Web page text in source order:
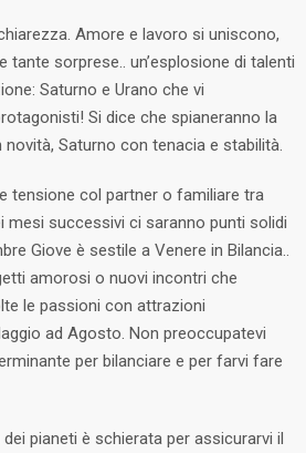
Amore e lavoro si uniscono,
sorprese.. un’esplosione di talenti
Saturno e Urano che vi
Si dice che spianeranno la
Saturno con tenacia e stabilità.
tensione col partner o familiare tra
mesi successivi ci saranno punti solidi
Giove è sestile a Venere in Bilancia..
amorosi o nuovi incontri che
le passioni con attrazioni
ad Agosto. Non preoccupatevi
per bilanciare e per farvi fare
pianeti è schierata per assicurarvi il